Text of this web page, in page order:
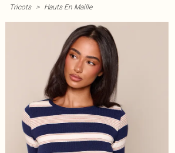
Tricots > Hauts En Maille